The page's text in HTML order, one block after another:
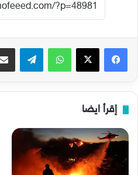
فيسبوك‫X واتساب تيلقرام
إقرأ ايضا